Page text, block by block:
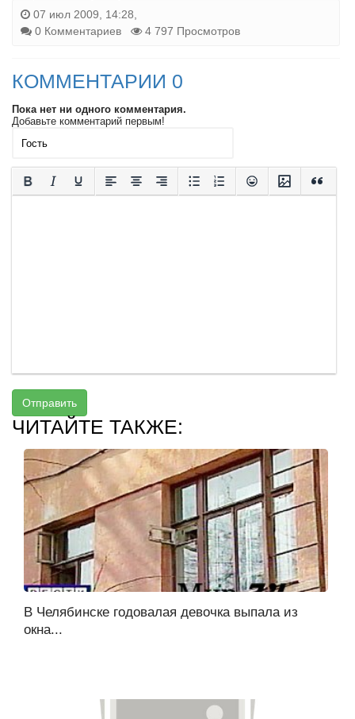
07 июл 2009, 14:28,
0 Комментариев
4 797 Просмотров
КОММЕНТАРИИ 0
Пока нет ни одного комментария.
Добавьте комментарий первым!
Отправить
ЧИТАЙТЕ ТАКЖЕ:
В Челябинске годовалая девочка выпала из
окна...